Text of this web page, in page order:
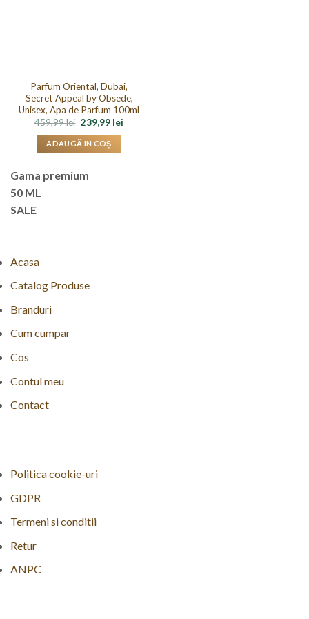
Parfum Oriental, Dubai,
Secret Appeal by Obsede,
Unisex, Apa de Parfum 100ml
459,99lei Prețul
inițial
a
fost:
239,99 leiPrețul
ADAUGĂ ÎN COȘ
Gama premium
50 ML
SALE
Acasa
Catalog Produse
Branduri
Cum cumpar
Cos
Contul meu
Contact
Politica cookie-uri
GDPR
Termeni si conditii
Retur
ANPC